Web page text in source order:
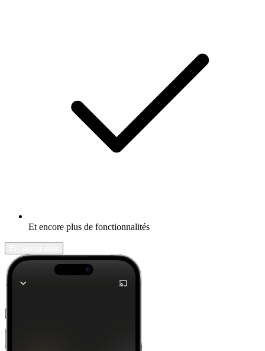
Et encore plus de fonctionnalités